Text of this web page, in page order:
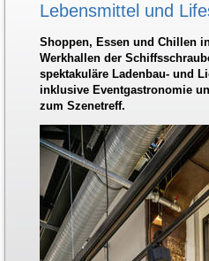
Lebensmittel und
Shoppen, Essen und Chillen
Werkhallen der
spektakuläre Ladenbau- und
inklusive Eventgastronomie
zum Szenetreff.